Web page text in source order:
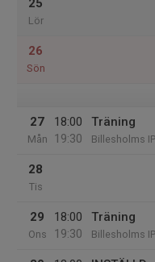
25
Lör
26
Sön
27
Mån
18:00
19:30
Träning
Billesholms IP
28
Tis
29
Ons
18:00
19:30
Träning
Billesholms IP